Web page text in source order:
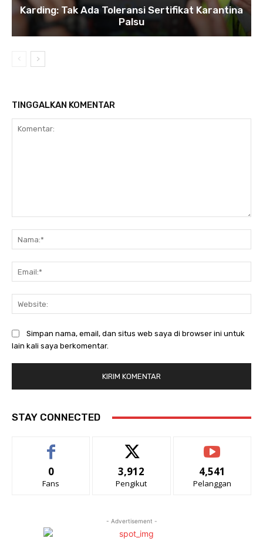
Karding: Tak Ada Toleransi Sertifikat Karantina
Palsu
TINGGALKAN KOMENTAR
Simpan nama, email, dan situs web saya di browser ini untuk
lain kali saya berkomentar.
STAY CONNECTED
0
Fans
3,912
Pengikut
4,541
Pelanggan
- Advertisement -